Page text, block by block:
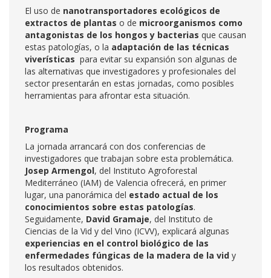
El uso de nanotransportadores ecológicos de
extractos de plantas o de microorganismos como
antagonistas de los hongos y bacterias que causan
estas patologías, o la adaptación de las técnicas
viverísticas para evitar su expansión son algunas de
las alternativas que investigadores y profesionales del
sector presentarán en estas jornadas, como posibles
herramientas para afrontar esta situación.
Programa
La jornada arrancará con dos conferencias de
investigadores que trabajan sobre esta problemática.
Josep Armengol, del Instituto Agroforestal
Mediterráneo (IAM) de Valencia ofrecerá, en primer
lugar, una panorámica del estado actual de los
conocimientos sobre estas patologías.
Seguidamente, David Gramaje, del Instituto de
Ciencias de la Vid y del Vino (ICVV), explicará algunas
experiencias en el control biológico de las
enfermedades fúngicas de la madera de la vid y
los resultados obtenidos.